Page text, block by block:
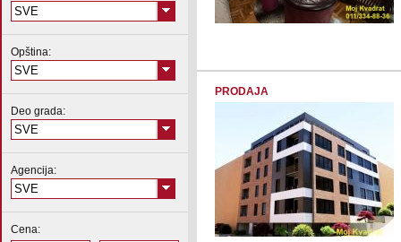
SVE
Opština:
SVE
Deo grada:
SVE
Agencija:
SVE
Cena:
PRODAJA